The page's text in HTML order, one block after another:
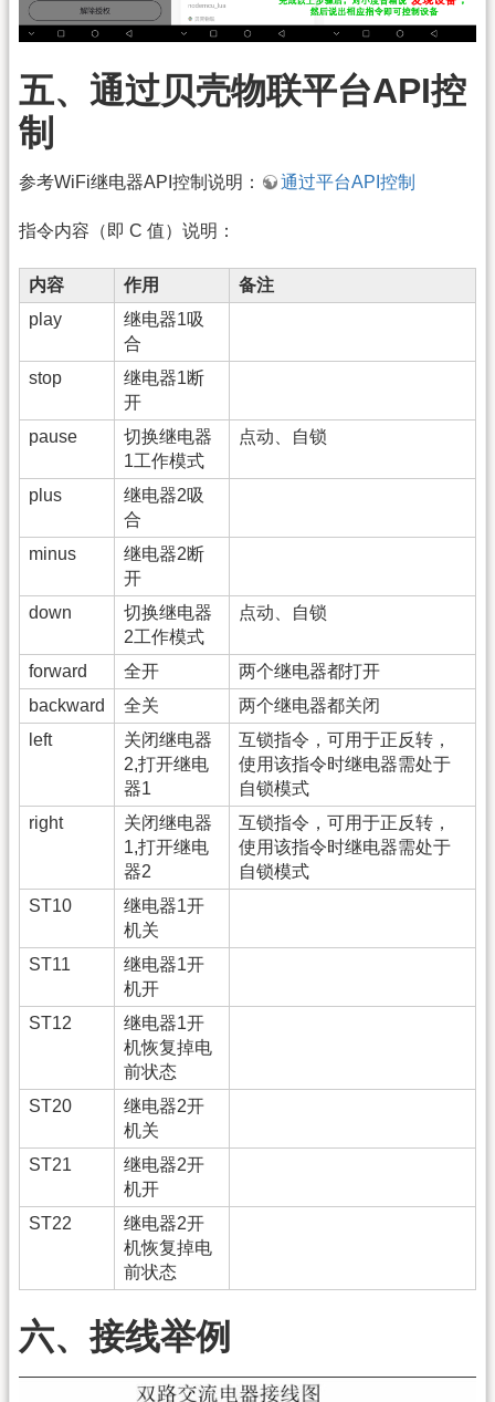
五、通过贝壳物联平台API控
制
参考WiFi继电器API控制说明： 通过平台API控制
指令内容（即 C 值）说明：
内容 作用
备注
play
继电器1吸
合
stop
继电器1断
开
pause
切换继电器
1工作模式
点动、自锁
plus
继电器2吸
合
minus
继电器2断
开
down
切换继电器
2工作模式
点动、自锁
forward 全开
两个继电器都打开
backward
全关
两个继电器都关闭
left
关闭继电器
2,打开继电
器1
互锁指令，可用于正反转，
使用该指令时继电器需处于
自锁模式
right
关闭继电器
1,打开继电
器2
互锁指令，可用于正反转，
使用该指令时继电器需处于
自锁模式
ST10
继电器1开
机关
ST11
继电器1开
机开
ST12
继电器1开
机恢复掉电
前状态
ST20
继电器2开
机关
ST21
继电器2开
机开
ST22
继电器2开
机恢复掉电
前状态
六、接线举例